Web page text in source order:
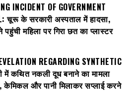
INCIDENT OF GOVERNMENT
चूरू के सरकारी अस्पताल में हादसा,
महिला पर गिरा छत का प्लास्टर
REGARDING SYNTHETIC
में कथित नकली दूध बनाने का मामला
केमिकल और पानी मिलाकर सप्लाई करने